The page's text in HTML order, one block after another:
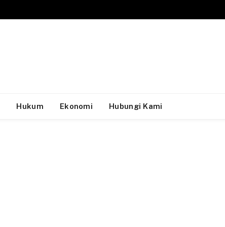
Hukum Ekonomi Hubungi Kami